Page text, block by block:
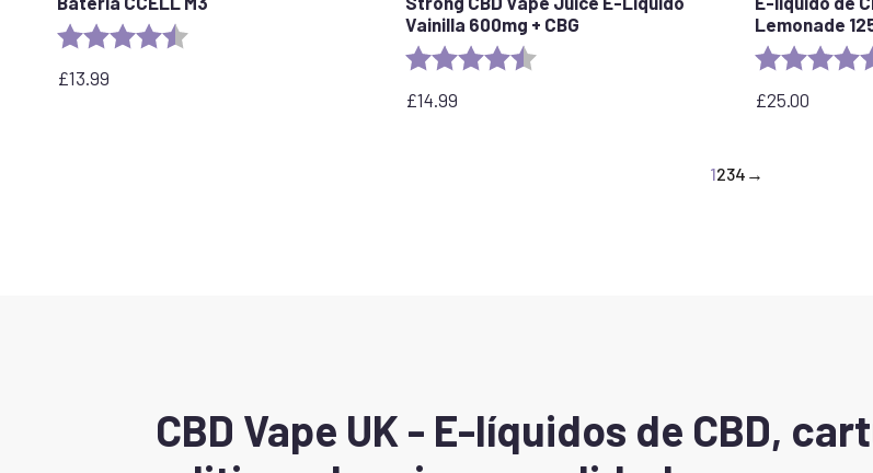
Valoración:
£13.99
Vainilla 600mg + CBG
Valoración:
£14.99
Lemonade
Valoración:
£25.00
1234 →
CBD Vape UK - E-líquidos de CBD,